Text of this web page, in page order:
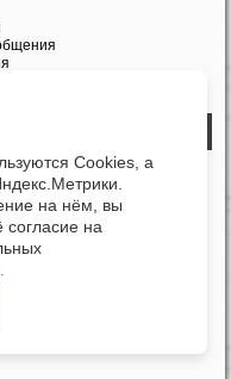
ссылка на
Cookies, а
на нём, вы
согласие на